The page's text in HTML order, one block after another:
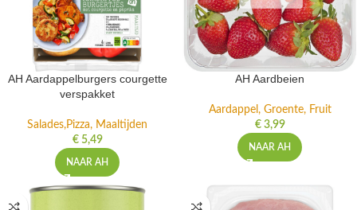
AH Aardappelburgers courgette
verspakket
Salades,Pizza, Maaltijden
€5,49
NAAR AH
AH Aardbeien
Aardappel, Groente, Fruit
€3,99
NAAR AH